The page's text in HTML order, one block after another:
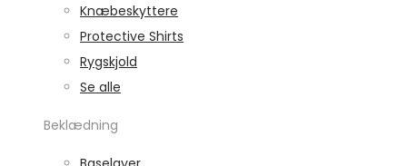
Knæbeskyttere
Protective Shirts
Rygskjold
Se alle
Beklædning